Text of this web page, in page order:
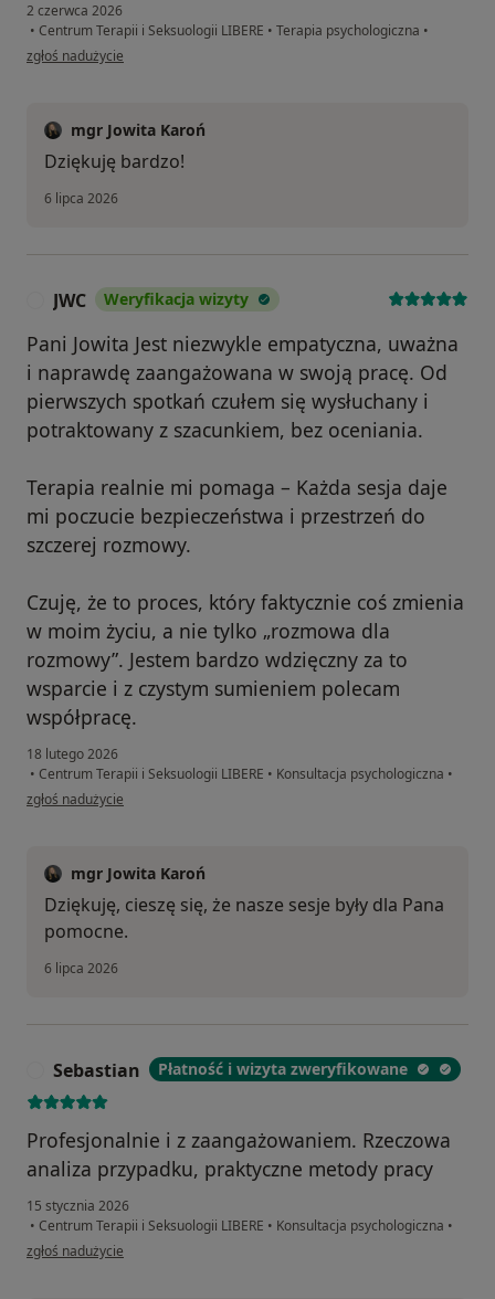
2 czerwca 2026
• Centrum Terapii i Seksuologii LIBERE • Terapia psychologiczna •
w opinii użytkownika Ewelina
zgłoś nadużycie
mgr Jowita Karoń
Dziękuję bardzo!
6 lipca 2026
JWC Weryfikacja wizyty
Pani Jowita Jest niezwykle empatyczna, uważna
i naprawdę zaangażowana w swoją pracę. Od
pierwszych spotkań czułem się wysłuchany i
potraktowany z szacunkiem, bez oceniania.
Terapia realnie mi pomaga – Każda sesja daje
mi poczucie bezpieczeństwa i przestrzeń do
szczerej rozmowy.
Czuję, że to proces, który faktycznie coś zmienia
w moim życiu, a nie tylko „rozmowa dla
rozmowy”. Jestem bardzo wdzięczny za to
wsparcie i z czystym sumieniem polecam
współpracę.
18 lutego 2026
• Centrum Terapii i Seksuologii LIBERE • Konsultacja psychologiczna •
w opinii użytkownika JWC
zgłoś nadużycie
mgr Jowita Karoń
Dziękuję, cieszę się, że nasze sesje były dla Pana
pomocne.
6 lipca 2026
Sebastian Płatność i wizyta zweryfikowane
Profesjonalnie i z zaangażowaniem. Rzeczowa
analiza przypadku, praktyczne metody pracy
15 stycznia 2026
• Centrum Terapii i Seksuologii LIBERE • Konsultacja psychologiczna •
w opinii użytkownika Sebastian
zgłoś nadużycie